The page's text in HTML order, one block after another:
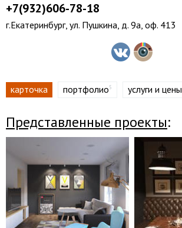
+7(932)606-78-18
г.Екатеринбург, ул. Пушкина, д. 9а, оф. 413
карточка портфолио5 услуги и цены
Представленные проекты: